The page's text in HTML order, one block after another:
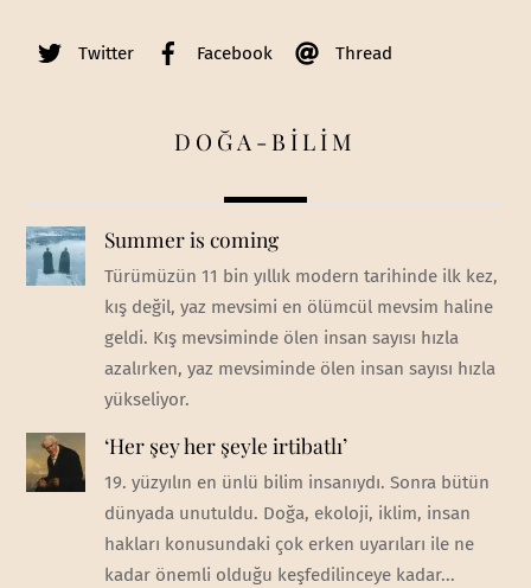
Twitter Facebook Thread
DOĞA-BİLİM
Summer is coming
Türümüzün 11 bin yıllık modern tarihinde ilk kez,
kış değil, yaz mevsimi en ölümcül mevsim haline
geldi. Kış mevsiminde ölen insan sayısı hızla
azalırken, yaz mevsiminde ölen insan sayısı hızla
yükseliyor.
‘Her şey her şeyle irtibatlı’
19. yüzyılın en ünlü bilim insanıydı. Sonra bütün
dünyada unutuldu. Doğa, ekoloji, iklim, insan
hakları konusundaki çok erken uyarıları ile ne
kadar önemli olduğu keşfedilinceye kadar...